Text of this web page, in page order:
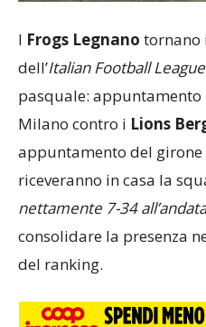
I Frogs Legnano tornano
dell’Italian Football League
pasquale: appuntamento
Milano contro i Lions
appuntamento del
riceveranno in casa la
nettamente 7-34
consolidare la presenza
del ranking.